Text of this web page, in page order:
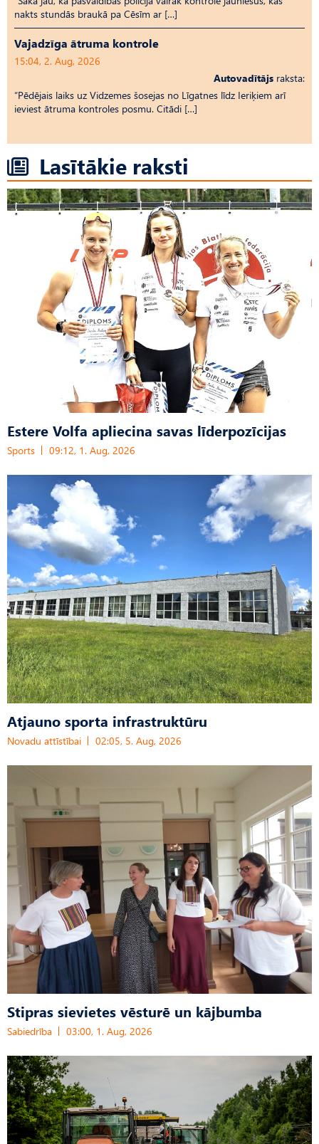
nakts stundās braukā pa Cēsīm ar […]
Vajadzīga ātruma kontrole
15:04, 2. Aug, 2026
Autovadītājs raksta:
“Pēdējais laiks uz Vid­ze­mes šosejas no Līgatnes līdz Ieriķiem arī
ieviest ātruma kontroles posmu. Citādi […]
Lasītākie raksti
Estere Volfa apliecina savas līderpozīcijas
Sports 09:12, 1. Aug, 2026
Atjauno sporta infrastruktūru
Novadu attīstībai 02:05, 5. Aug, 2026
Stipras sievietes vēsturē un kājbumba
Sabiedrība 03:00, 1. Aug, 2026